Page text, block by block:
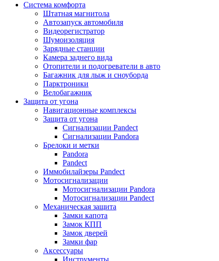
Система комфорта
Штатная магнитола
Автозапуск автомобиля
Видеорегистратор
Шумоизоляция
Зарядные станции
Камера заднего вида
Отопители и подогреватели в авто
Багажник для лыж и сноуборда
Парктроники
Велобагажник
Защита от угона
Навигационные комплексы
Защита от угона
Сигнализации Pandect
Сигнализации Pandora
Брелоки и метки
Pandora
Pandect
Иммобилайзеры Pandect
Мотосигнализации
Мотосигнализации Pandora
Мотосигнализации Pandect
Механическая защита
Замки капота
Замок КПП
Замок дверей
Замки фар
Аксессуары
Инструменты